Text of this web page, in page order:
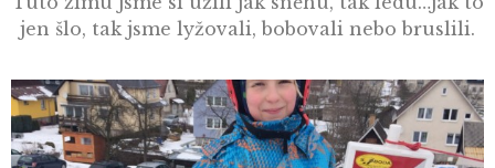
jen šlo, tak jsme lyžovali, bobovali nebo bruslili.